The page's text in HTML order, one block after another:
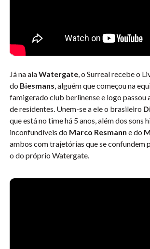
Já na alaWatergate, o Surreal recebe o
do Biesmans, alguém que começou na
famigerado club berlinense e logo passou
de residentes. Unem-se a ele o brasileiro
que está no time há 5 anos, além dos sons
inconfundíveis do Marco Resmann e do
ambos com trajetórias que se confundem
o do próprio Watergate.